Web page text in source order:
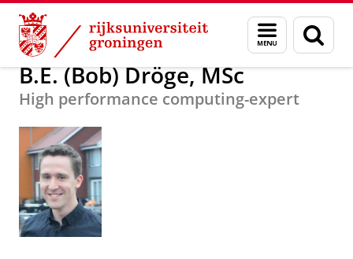
Skip
Content
Skip
Navigation
Menu
en
zoeken
Over ons B.E. (Bob) Dröge, MSc
B.E. (Bob) Dröge, MSc
High performance computing-expert